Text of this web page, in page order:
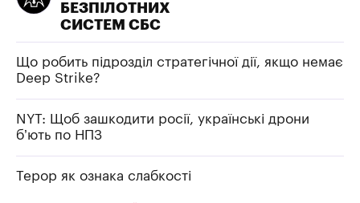
БЕЗПІЛОТНИХ
СИСТЕМ СБС
Що робить підрозділ стратегічної дії, якщо немає
Deep Strike?
NYT: Щоб зашкодити росії, українські дрони
б’ють по НПЗ
Терор як ознака слабкості